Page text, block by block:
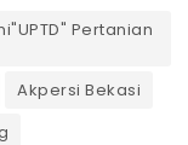
Pertanian
Akpersi Bekasi